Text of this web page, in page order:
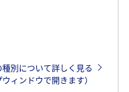
種別について詳しく見る
ウィンドウで開きます）